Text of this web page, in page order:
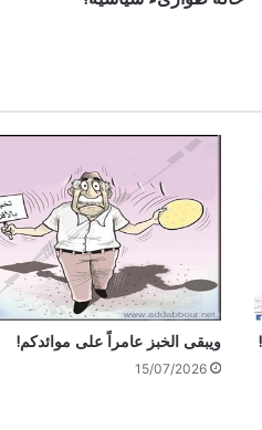
ويبقى الخبز عامراً على موائدكم!
15/07/2026